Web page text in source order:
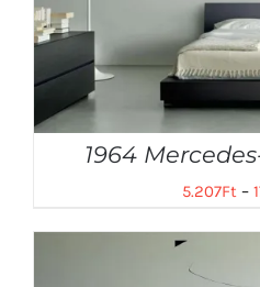
1964
5.207Ft–